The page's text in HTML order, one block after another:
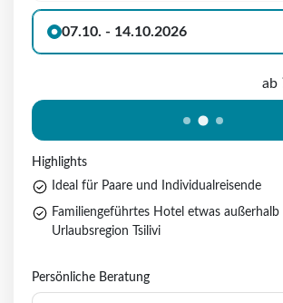
07.10. - 14.10.2026
ab
Highlights
Ideal für Paare und Individualreisende
Familiengeführtes Hotel etwas außerhalb
Urlaubsregion Tsilivi
Persönliche Beratung